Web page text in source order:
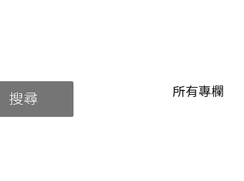
搜尋 所有專欄